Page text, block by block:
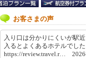
お客さまの声
入り口は分かりにくいが駅
入るとよくあるホテルでし
https://review.travel.r…